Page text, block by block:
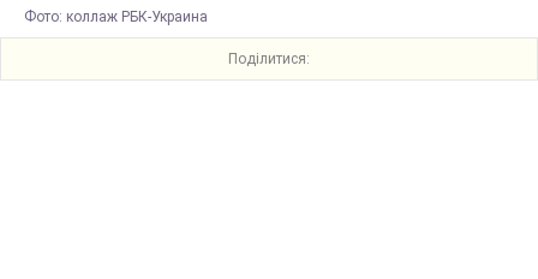
Фото: коллаж РБК-Украина
Поділитися: